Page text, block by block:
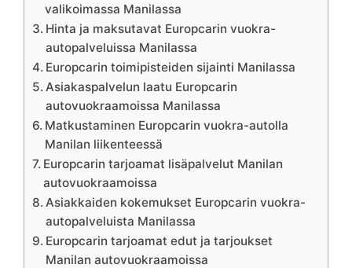
valikoimassa Manilassa
Hinta ja maksutavat Europcarin vuokra-
autopalveluissa Manilassa
Europcarin toimipisteiden sijainti Manilassa
Asiakaspalvelun laatu Europcarin
autovuokraamoissa Manilassa
Matkustaminen Europcarin vuokra-autolla
Manilan liikenteessä
Europcarin tarjoamat lisäpalvelut Manilan
autovuokraamoissa
Asiakkaiden kokemukset Europcarin vuokra-
autopalveluista Manilassa
Europcarin tarjoamat edut ja tarjoukset
Manilan autovuokraamoissa